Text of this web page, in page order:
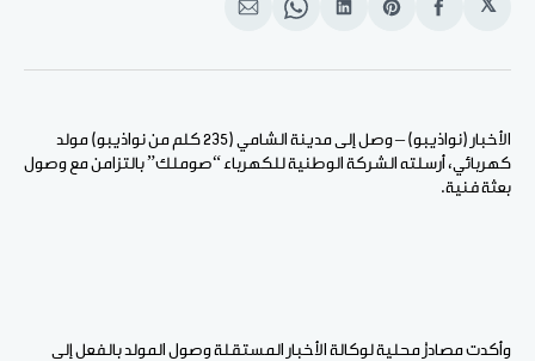
𝕏
انشر
الفيسبوك
Share
Pinterest
انشر
لينكد
Share
WhatsApp
انشر
الإيميل
الأخبار (نواذيبو) – وصل إلى مدينة الشامي (235 كلم من نواذيبو) مولد
كهربائي، أرسلته الشركة الوطنية للكهرباء “صوملك” بالتزامن مع وصول
بعثة فنية.
وأكدت مصادرُ محلية لوكالة الأخبار المستقلة وصول المولد بالفعل إلى